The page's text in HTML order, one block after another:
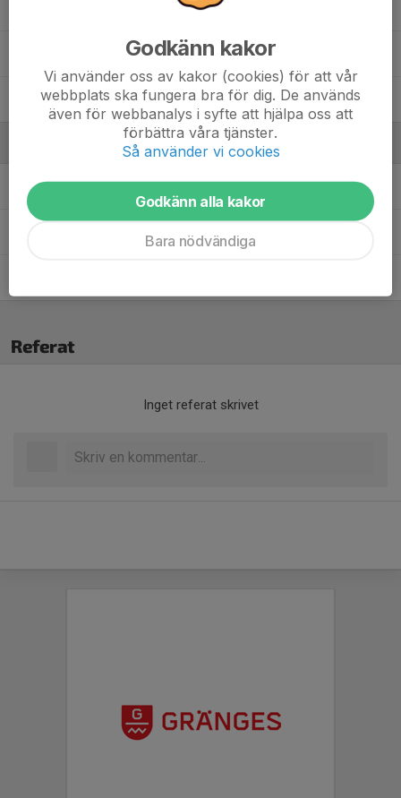
Suhayb Muxudiin
Vincent Fatoki Dyverfeldt
Asim SapcaninLedare
Daahir MuxudiinTränare
Referat
Inget referat skrivet
Godkänn kakor
Vi använder oss av kakor (cookies) för att vår
webbplats ska fungera bra för dig. De används
även för webbanalys i syfte att hjälpa oss att
förbättra våra tjänster.
Så använder vi cookies
Godkänn alla kakor
Bara nödvändiga